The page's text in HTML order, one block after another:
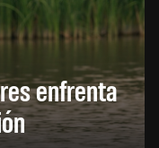
enfrenta